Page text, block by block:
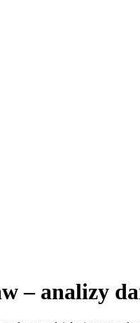
– analizy